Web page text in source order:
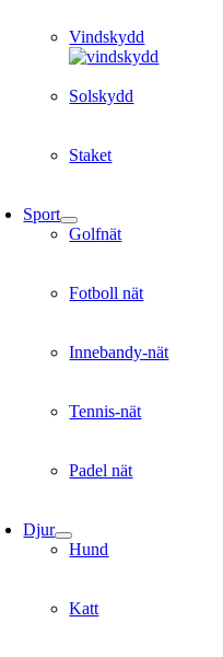
Vindskydd
Solskydd
Staket
Sport
Golfnät
Fotboll nät
Innebandy-nät
Tennis-nät
Padel nät
Djur
Hund
Katt